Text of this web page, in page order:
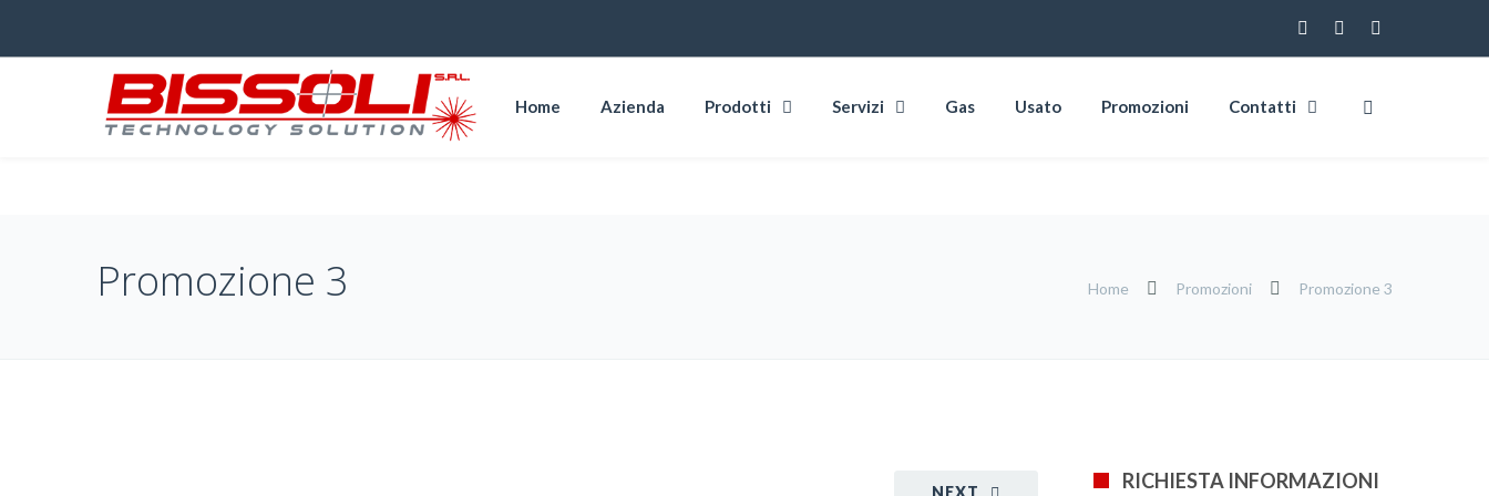
Home Azienda Prodotti Servizi Gas Usato Promozioni Contatti
Promozione 3 Home Promozioni Promozione 3
NEXT RICHIESTA INFORMAZIONI